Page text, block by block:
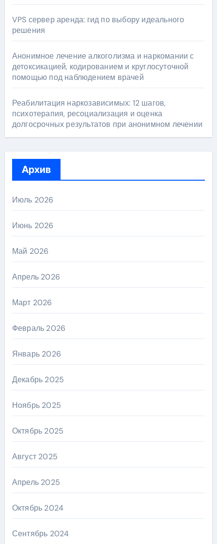
VPS сервер аренда: гид по выбору идеального
решения
Анонимное лечение алкоголизма и наркомании с
детоксикацией, кодированием и круглосуточной
помощью под наблюдением врачей
Реабилитация наркозависимых: 12 шагов,
психотерапия, ресоциализация и оценка
долгосрочных результатов при анонимном лечении
Архив
Июль 2026
Июнь 2026
Май 2026
Апрель 2026
Март 2026
Февраль 2026
Январь 2026
Декабрь 2025
Ноябрь 2025
Октябрь 2025
Август 2025
Апрель 2025
Октябрь 2024
Сентябрь 2024